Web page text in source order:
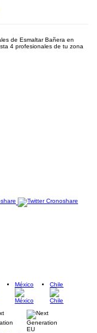
de Esmaltar Bañera en
4 profesionales de tu zona
México Chile